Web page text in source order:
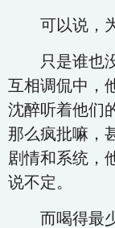
可以说，为
只是谁也没
互相调侃中，
沈醉听着他们
那么疯批嘛，
剧情和系统，
说不定。
而喝得最少